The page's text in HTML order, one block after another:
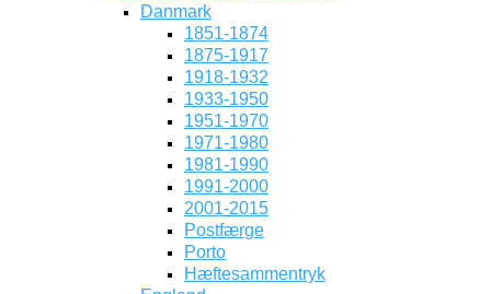
Danmark
1851-1874
1875-1917
1918-1932
1933-1950
1951-1970
1971-1980
1981-1990
1991-2000
2001-2015
Postfærge
Porto
Hæftesammentryk